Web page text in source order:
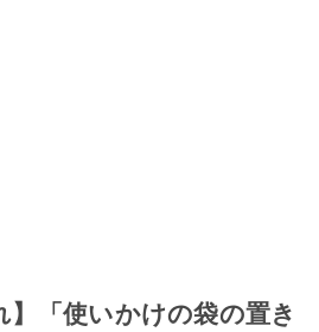
】「使いかけの袋の置き